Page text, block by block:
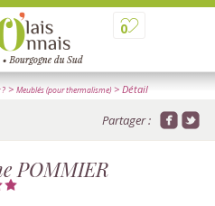
0
> Meublés (pour thermalisme)> Détail
Partager :
POMMIER